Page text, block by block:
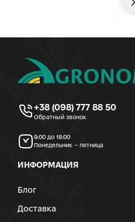
+38 (098) 777 88 50
Обратный звонок
9:00 до 18:00
Понедельник – пятница
ИНФОРМАЦИЯ
Блог
Доставка